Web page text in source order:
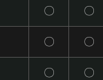
〇 〇
〇 〇
〇 〇